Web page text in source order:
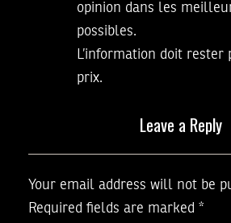
opinion dans les
possibles.
L’information doit rester
prix.
Leave a Reply
Your email address will not be
Required fields are marked *